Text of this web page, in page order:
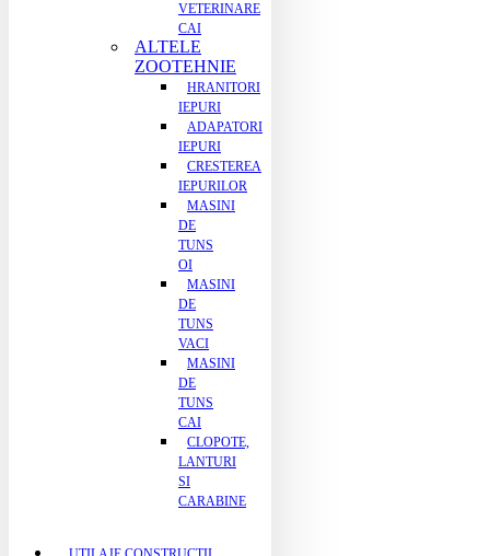
VETERINARE
CAI
ALTELE
ZOOTEHNIE
HRANITORI
IEPURI
ADAPATORI
IEPURI
CRESTEREA
IEPURILOR
MASINI
DE
TUNS
OI
MASINI
DE
TUNS
VACI
MASINI
DE
TUNS
CAI
CLOPOTE,
LANTURI
SI
CARABINE